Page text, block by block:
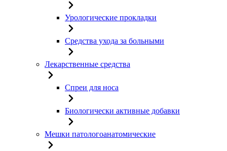
Урологические прокладки
Средства ухода за больными
Лекарственные средства
Спреи для носа
Биологически активные добавки
Мешки патологоанатомические